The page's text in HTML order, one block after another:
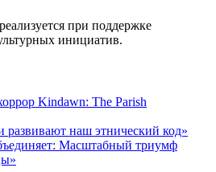
при поддержке
инициатив.
Kindawn: The Parish
развивают наш этнический код»
Масштабный триумф